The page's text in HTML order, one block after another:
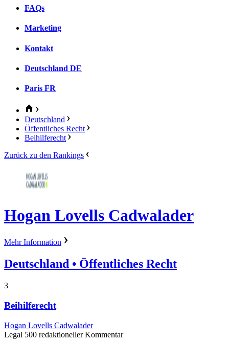
FAQs
Marketing
Kontakt
Deutschland DE
Paris FR
Deutschland
Öffentliches Recht
Beihilferecht
Zurück zu den Rankings
Hogan Lovells Cadwalader
Mehr Information
Deutschland • Öffentliches Recht
3
Beihilferecht
Hogan Lovells Cadwalader
Legal 500 redaktioneller Kommentar